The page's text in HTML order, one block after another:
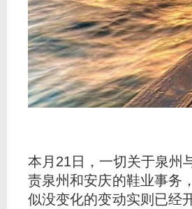
本月21日，一切关于泉州
责泉州和安庆的鞋业事务
似没变化的变动实则已经